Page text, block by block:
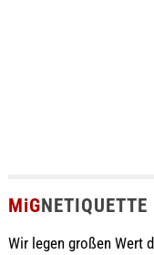
MiGNETIQUETTE
Wir legen großen Wert